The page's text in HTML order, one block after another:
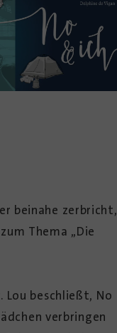
beinahe zerbricht,
Thema „Die
Lou beschließt, No
verbringen